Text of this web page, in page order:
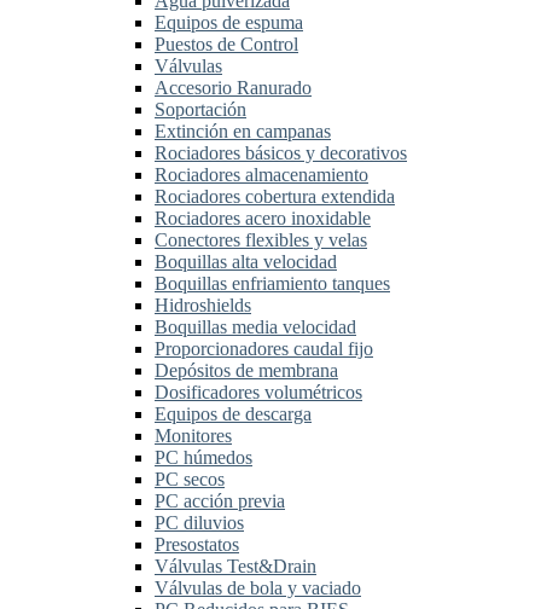
Equipos de espuma
Puestos de Control
Válvulas
Accesorio Ranurado
Soportación
Extinción en campanas
Rociadores básicos y decorativos
Rociadores almacenamiento
Rociadores cobertura extendida
Rociadores acero inoxidable
Conectores flexibles y velas
Boquillas alta velocidad
Boquillas enfriamiento tanques
Hidroshields
Boquillas media velocidad
Proporcionadores caudal fijo
Depósitos de membrana
Dosificadores volumétricos
Equipos de descarga
Monitores
PC húmedos
PC secos
PC acción previa
PC diluvios
Presostatos
Válvulas Test&Drain
Válvulas de bola y vaciado